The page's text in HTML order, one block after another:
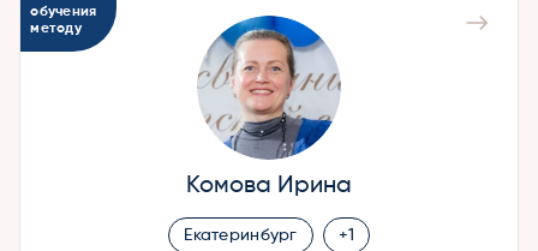
Комова Ирина
Екатеринбург +1
обучения
методу